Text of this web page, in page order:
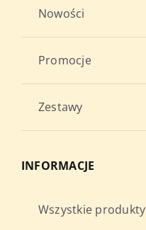
Nowości
Promocje
Zestawy
INFORMACJE
Wszystkie produkty